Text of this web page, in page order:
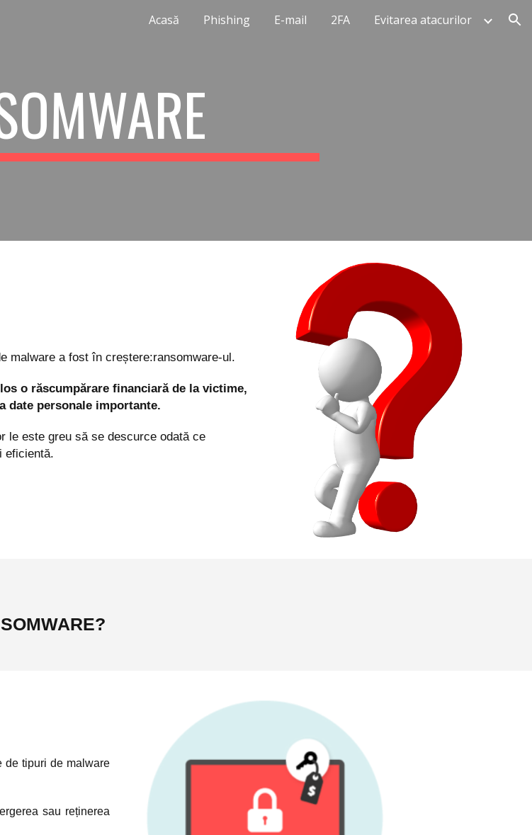
Skip to navigation
Acasă Phishing E-mail 2FA Evitarea atacurilor
malware a fost în creștere:ransomware-ul.
o răscumpărare financiară de la victime,
date personale importante.
le este greu să se descurce odată ce
eficientă.
de tipuri de malware
sau reținerea